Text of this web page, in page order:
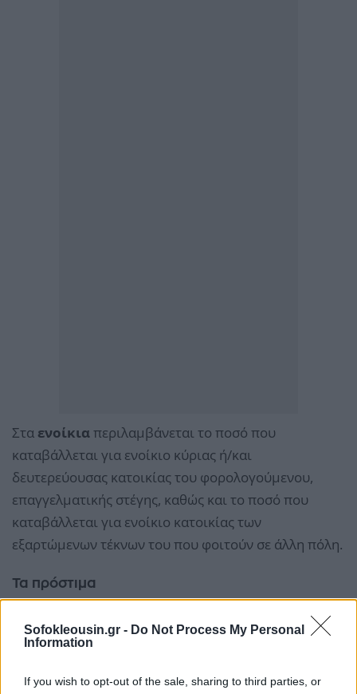
Sofokleousin.gr - Do Not Process My Personal
Information
If you wish to opt-out of the sale, sharing to third parties, or
Στα ενοίκιαπεριλαμβάνεται το ποσό που
καταβάλλεται για ενοίκιο κύριας ή/και
δευτερεύουσας κατοικίας του φορολογούμενου,
επαγγελματικής στέγης, καθώς και το ποσό που
καταβάλλεται για ενοίκιο κατοικίας των
εξαρτώμενων τέκνων του που φοιτούν σε άλλη πόλη.
Τα πρόστιμα